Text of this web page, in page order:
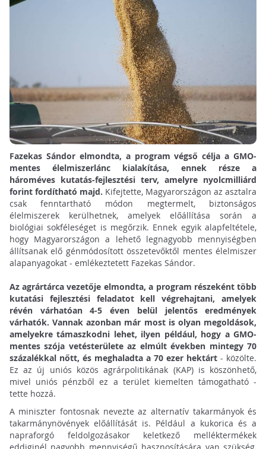
Fazekas Sándor elmondta, a program végső célja a GMO-
mentes élelmiszerlánc kialakítása, ennek része a
hároméves kutatás-fejlesztési terv, amelyre nyolcmilliárd
forint fordítható majd. Kifejtette, Magyarországon az asztalra
csak fenntartható módon megtermelt, biztonságos
élelmiszerek kerülhetnek, amelyek előállítása során a
biológiai sokféleséget is megőrzik. Ennek egyik alapfeltétele,
hogy Magyarországon a lehető legnagyobb mennyiségben
állítsanak elő génmódosított összetevőktől mentes élelmiszer
alapanyagokat - emlékeztetett Fazekas Sándor.
Az agrártárca vezetője elmondta, a program részeként több
kutatási fejlesztési feladatot kell végrehajtani, amelyek
révén várhatóan 4-5 éven belül jelentős eredmények
várhatók. Vannak azonban már most is olyan megoldások,
amelyekre támaszkodni lehet, ilyen például, hogy a GMO-
mentes szója vetésterülete az elmúlt években mintegy 70
százalékkal nőtt, és meghaladta a 70 ezer hektárt - közölte.
Ez az új uniós közös agrárpolitikának (KAP) is köszönhető,
mivel uniós pénzből ez a terület kiemelten támogatható -
tette hozzá.
A miniszter fontosnak nevezte az alternatív takarmányok és
takarmánynövények előállítását is. Például a kukorica és a
napraforgó feldolgozásakor keletkező melléktermékek